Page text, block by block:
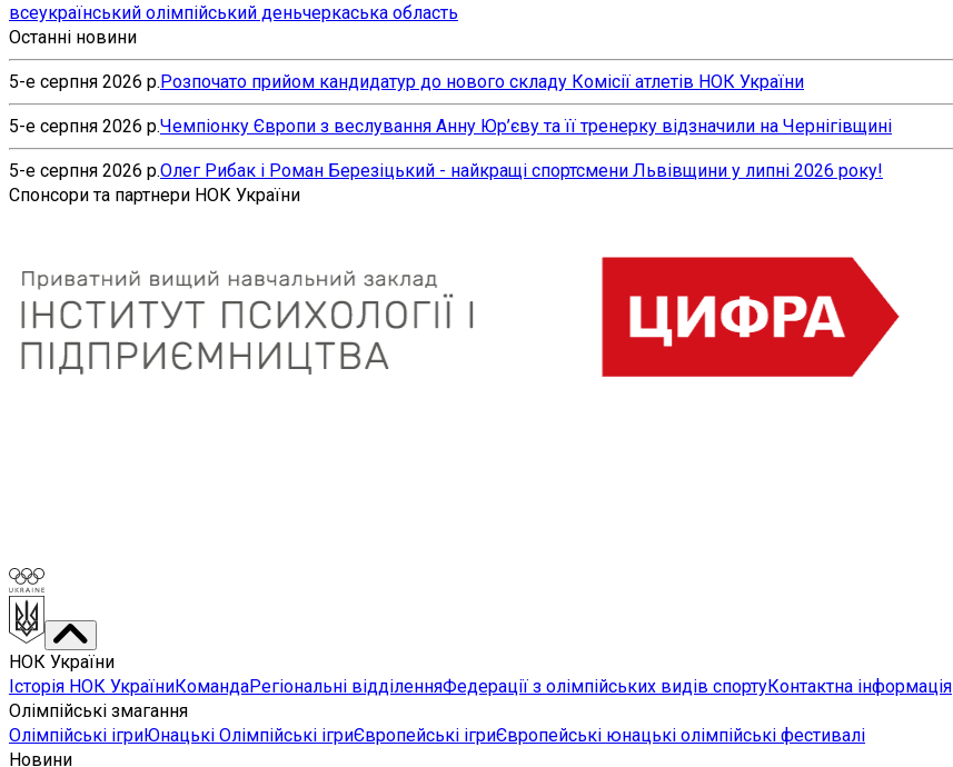
всеукраїнський олімпійський деньчеркаська область
Останні новини
5-е серпня 2026 р.Розпочато прийом кандидатур до нового складу Комісії атлетів НОК України
5-е серпня 2026 р.Чемпіонку Європи з веслування Анну Юр’єву та її тренерку відзначили на Чернігівщині
5-е серпня 2026 р.Олег Рибак і Роман Березіцький - найкращі спортсмени Львівщини у липні 2026 року!
Спонсори та партнери НОК України
НОК України
Історія НОК УкраїниКомандаРегіональні відділенняФедерації з олімпійських видів спортуКонтактна інформація
Олімпійські змагання
Олімпійські ігриЮнацькі Олімпійські ігриЄвропейські ігриЄвропейські юнацькі олімпійські фестивалі
Новини